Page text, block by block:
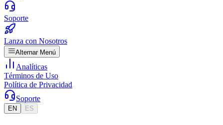
Soporte
Lanza con Nosotros
Alternar Menú
Analíticas
Términos de Uso
Política de Privacidad
Soporte
EN ES